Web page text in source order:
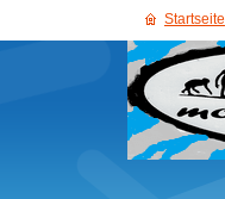
Startseite